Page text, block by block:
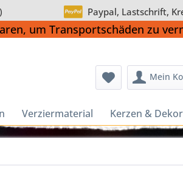
Paypal, Lastschrift,
um Transportschäden zu
Mein
Verziermaterial Kerzen &